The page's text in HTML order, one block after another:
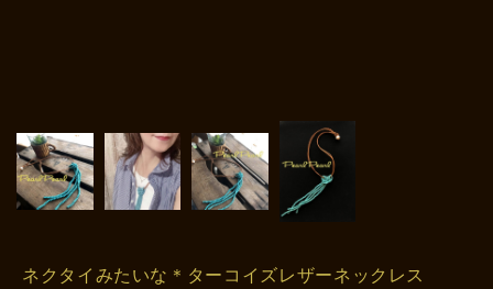
ネクタイみたいな＊ターコイズレザーネックレス